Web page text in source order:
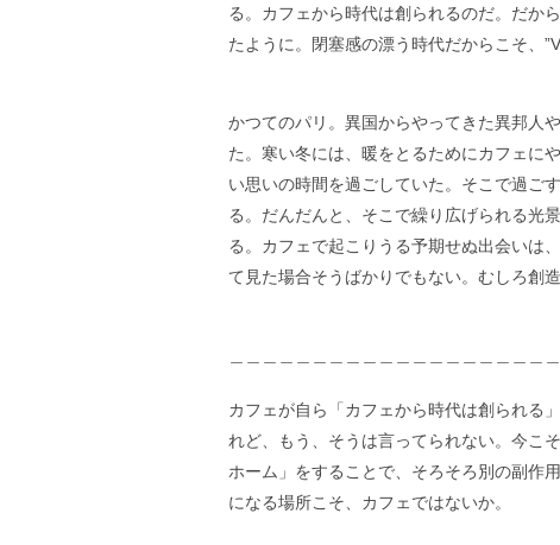
る。カフェから時代は創られるのだ。だか
たように。閉塞感の漂う時代だからこそ、
かつてのパリ。異国からやってきた異邦人
た。寒い冬には、暖をとるためにカフェに
い思いの時間を過ごしていた。そこで過ご
る。だんだんと、そこで繰り広げられる光
る。カフェで起こりうる予期せぬ出会いは
て見た場合そうばかりでもない。むしろ創
カフェが自ら「カフェから時代は創られる
れど、もう、そうは言ってられない。今こ
ホーム」をすることで、そろそろ別の副作
になる場所こそ、カフェではないか。